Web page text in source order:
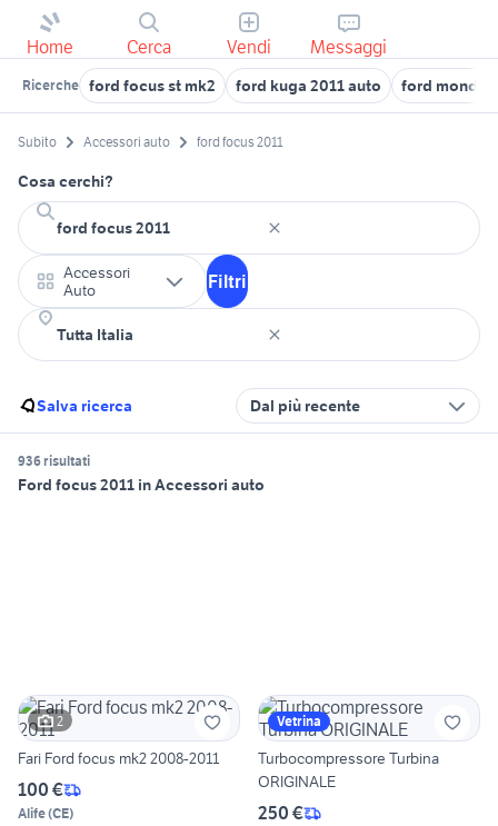
Home Cerca Vendi Messaggi
Ricerche ford focus st mk2 ford kuga 2011 auto ford mondeo
Subito Accessori auto ford focus 2011
Cosa cerchi?
Accessori
Auto
Filtri
Salva ricerca Dal più recente
936 risultati
Ford focus 2011 in Accessori auto
2
Fari Ford focus mk2 2008-2011
100 €
Alife(CE)
Vetrina
Turbocompressore Turbina
ORIGINALE
250 €